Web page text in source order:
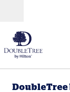
DoubleTree